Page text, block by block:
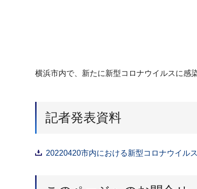
横浜市内で、新たに新型コロナウイルスに感
記者発表資料
20220420市内における新型コロナウイル